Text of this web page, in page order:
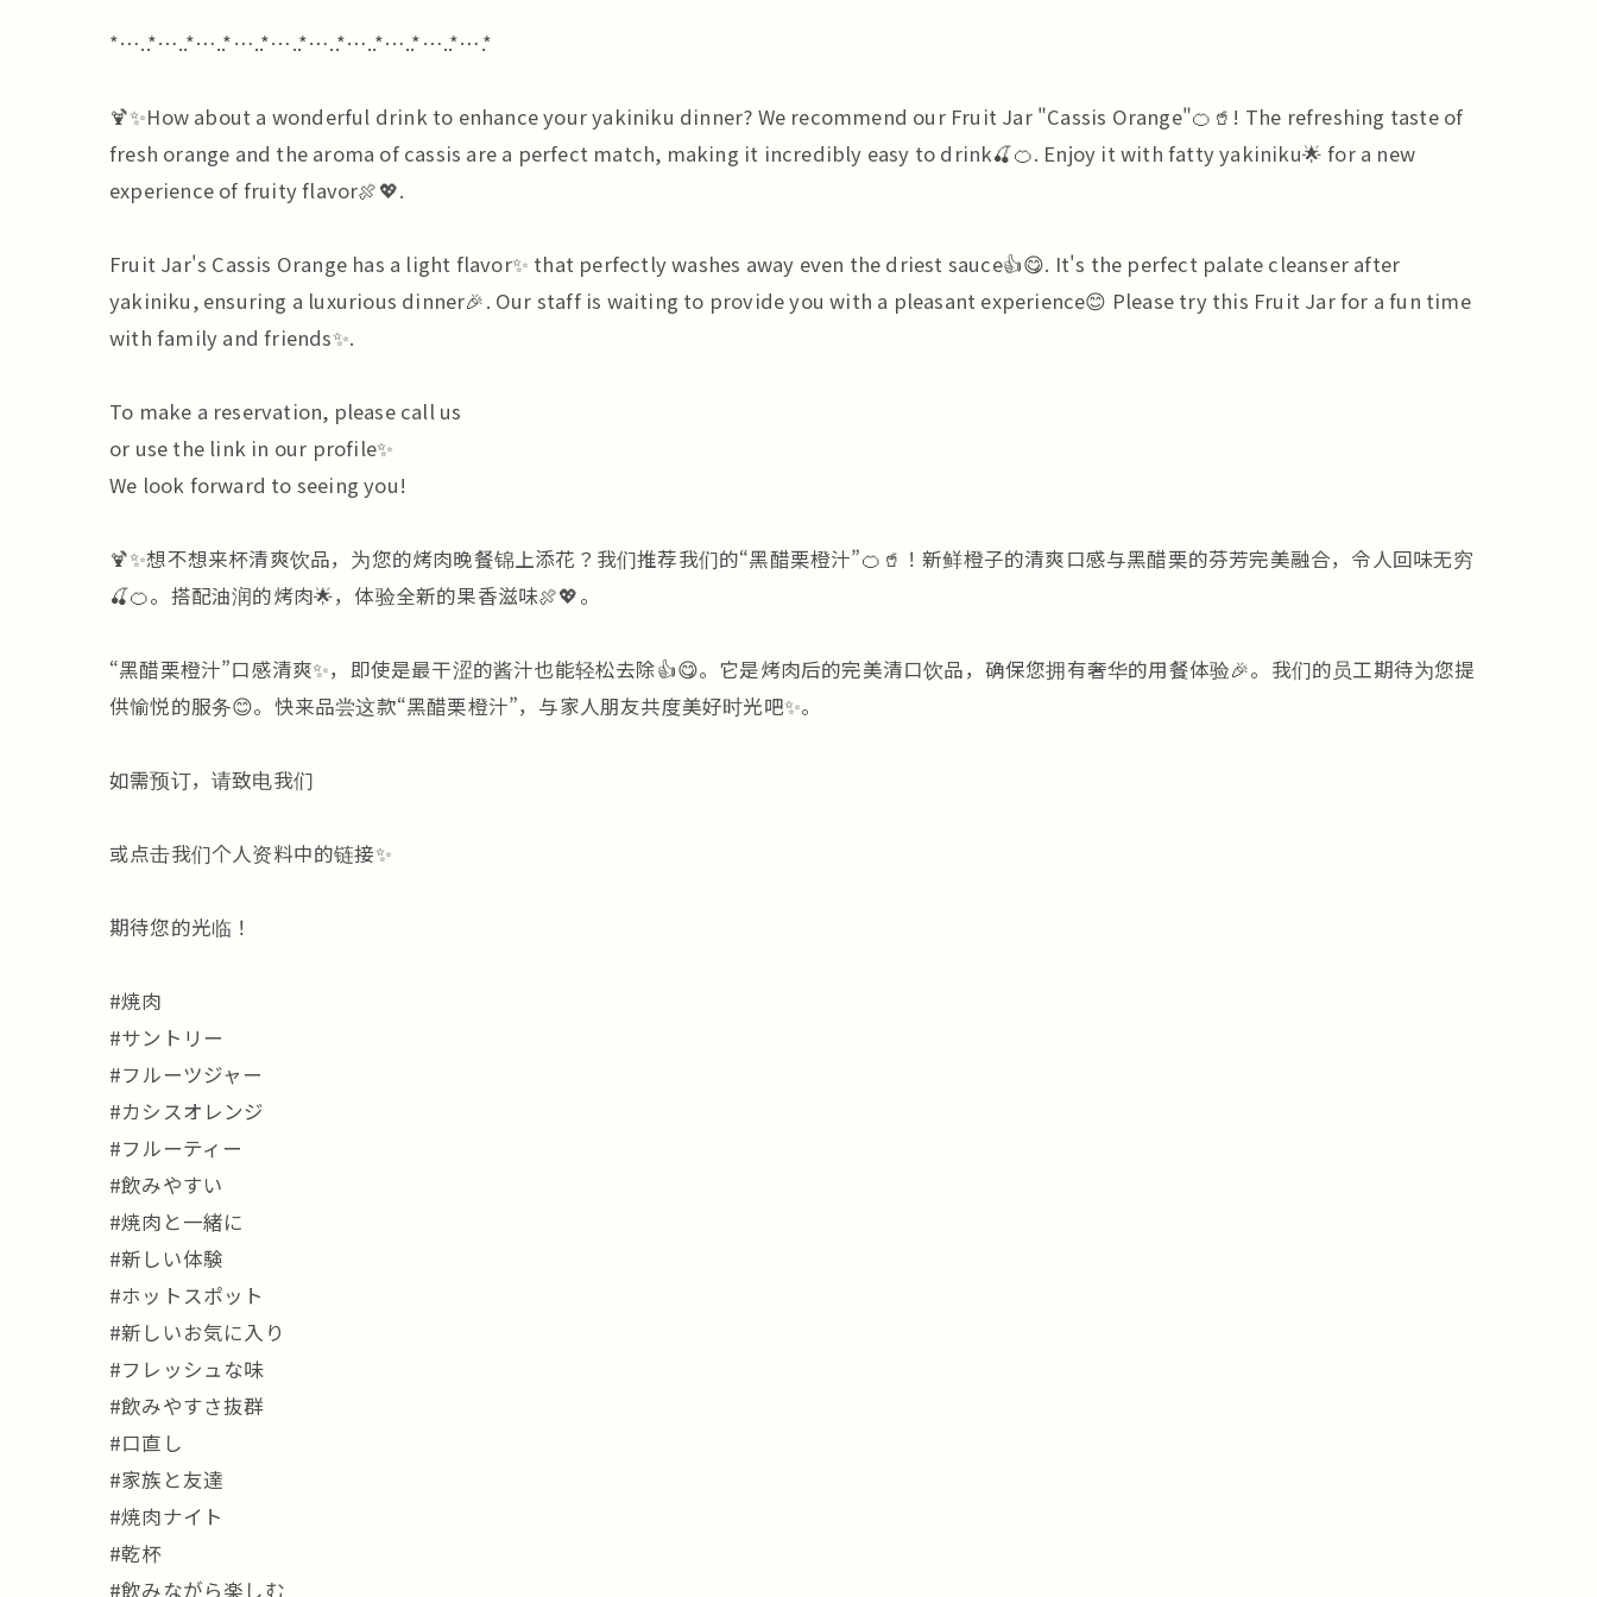
*…..*…..*…..*…..*…..*…..*…..*…..*…..*….*
🍹✨How about a wonderful drink to enhance your yakiniku dinner? We recommend our Fruit Jar "Cassis Orange"🍊🥤! The refreshing taste of
fresh orange and the aroma of cassis are a perfect match, making it incredibly easy to drink🍒🍊. Enjoy it with fatty yakiniku🌟 for a new
experience of fruity flavor🍖💖.
Fruit Jar's Cassis Orange has a light flavor✨ that perfectly washes away even the driest sauce👍😋. It's the perfect palate cleanser after
yakiniku, ensuring a luxurious dinner🎉. Our staff is waiting to provide you with a pleasant experience😊 Please try this Fruit Jar for a fun time
with family and friends✨.
To make a reservation, please call us
or use the link in our profile✨
We look forward to seeing you!
🍹✨想不想来杯清爽饮品，为您的烤肉晚餐锦上添花？我们推荐我们的“黑醋栗橙汁”🍊🥤！新鲜橙子的清爽口感与黑醋栗的芬芳完美融合，令人回味无穷
🍒🍊。搭配油润的烤肉🌟，体验全新的果香滋味🍖💖。
“黑醋栗橙汁”口感清爽✨，即使是最干涩的酱汁也能轻松去除👍😋。它是烤肉后的完美清口饮品，确保您拥有奢华的用餐体验🎉。我们的员工期待为您提
供愉悦的服务😊。快来品尝这款“黑醋栗橙汁”，与家人朋友共度美好时光吧✨。
如需预订，请致电我们
或点击我们个人资料中的链接✨
期待您的光临！
#焼肉
#サントリー
#フルーツジャー
#カシスオレンジ
#フルーティー
#飲みやすい
#焼肉と一緒に
#新しい体験
#ホットスポット
#新しいお気に入り
#フレッシュな味
#飲みやすさ抜群
#口直し
#家族と友達
#焼肉ナイト
#乾杯
#飲みながら楽しむ